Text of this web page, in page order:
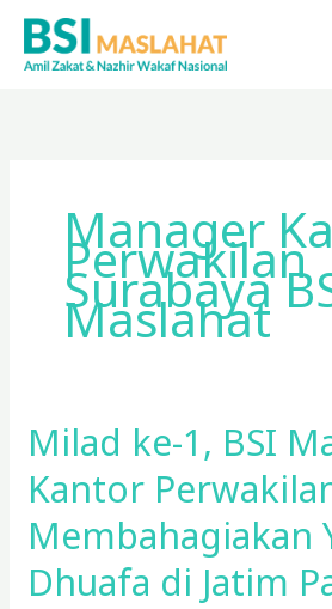
Lewati
konten
Manager
Perwakilan
Surabaya
Maslahat
Milad ke-1, BSI
Kantor
Membahagiakan
Dhuafa di Jatim
Milad
ke-
1,
BSI
Maslahat
Kantor